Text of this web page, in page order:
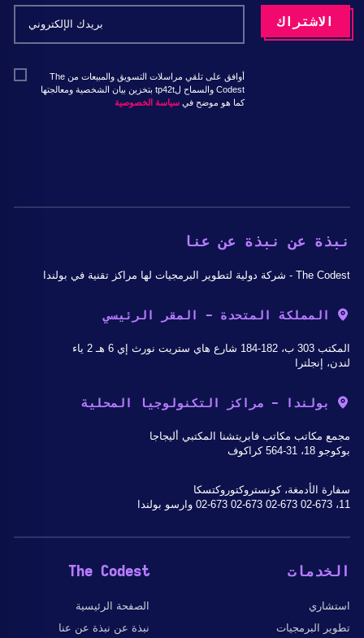
أوافق على تلقي مراسلات التسويق والمبيعات من The
Codest والسماح لtp42t بتخزين بيان الشخصية ومعالجتها
كما هو موضح في سياسة الخصوصية
نبذة عن نبذة عن عنا
The Codest - شركة دولية لتطوير البرمجيات لها مراكز تقنية في بولندا
المملكة المتحدة - المقر الرئيسي
المكتب 303 ب، 182-184 شارع هاي ستريت نورث إي 6 هـ 2 ياء
لندن، إنجلترا
بولندا - مراكز التكنولوجيا المحلية
مجمع مكاتب مكاتب فابريتشنا المكتبي أليجاجا
بوكوجو 18، 31-564 كراكوف
سفارة الأدمغة، كونستروكتوروكتسكا
11، 02-673 02-673 02-673 02-673 وارسو بولندا
The Codest
الصفحة الرئيسية
نبذة عن نبذة عن عنا
الخدمات
استشاري
تطوير البرمجيات